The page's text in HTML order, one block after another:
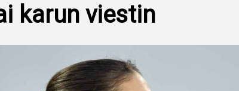
karun viestin